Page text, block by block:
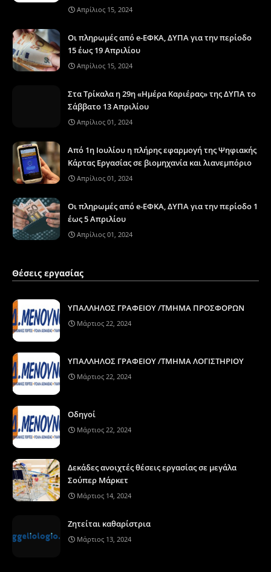
Απρίλιος 15, 2024
Οι πληρωμές από e-ΕΦΚΑ, ΔΥΠΑ για την περίοδο
15 έως 19 Απριλίου
Απρίλιος 15, 2024
Στα Τρίκαλα η 29η «Ημέρα Καριέρας» της ΔΥΠΑ το
Σάββατο 13 Απριλίου
Απρίλιος 01, 2024
Από 1η Ιουλίου η πλήρης εφαρμογή της Ψηφιακής
Κάρτας Εργασίας σε βιομηχανία και λιανεμπόριο
Απρίλιος 01, 2024
Οι πληρωμές από e-ΕΦΚΑ, ΔΥΠΑ για την περίοδο 1
έως 5 Απριλίου
Απρίλιος 01, 2024
Θέσεις εργασίας
ΥΠΑΛΛΗΛΟΣ ΓΡΑΦΕΙΟΥ /ΤΜΗΜΑ ΠΡΟΣΦΟΡΩΝ
Μάρτιος 22, 2024
ΥΠΑΛΛΗΛΟΣ ΓΡΑΦΕΙΟΥ /ΤΜΗΜΑ ΛΟΓΙΣΤΗΡΙΟΥ
Μάρτιος 22, 2024
Οδηγοί
Μάρτιος 22, 2024
Δεκάδες ανοιχτές θέσεις εργασίας σε μεγάλα
Σούπερ Μάρκετ
Μάρτιος 14, 2024
Ζητείται καθαρίστρια
Μάρτιος 13, 2024